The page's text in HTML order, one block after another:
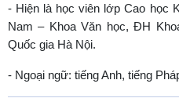
- Hiện là học viên lớp Cao học
Nam – Khoa Văn học, ĐH
Quốc gia Hà Nội.
- Ngoại ngữ: tiếng Anh, tiếng